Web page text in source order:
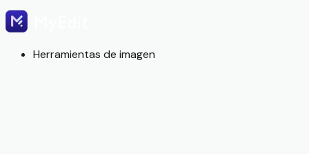
Herramientas de imagen